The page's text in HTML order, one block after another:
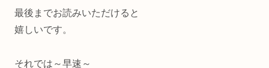
最後までお読みいただけると
嬉しいです。
それでは～早速～